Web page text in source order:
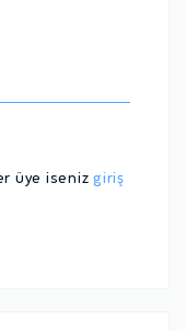
üye iseniz giriş